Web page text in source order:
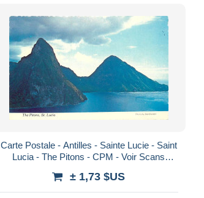
Carte Postale - Antilles - Sainte Lucie - Saint
Lucia - The Pitons - CPM - Voir Scans
± 1,73 $US